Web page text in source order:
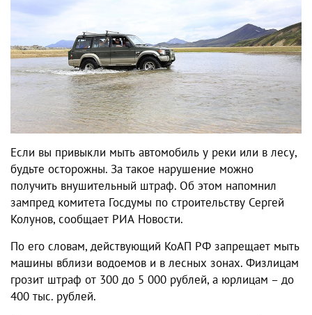
Если вы привыкли мыть автомобиль у реки или в лесу,
будьте осторожны. За такое нарушение можно
получить внушительный штраф. Об этом напомнил
зампред комитета Госдумы по строительству Сергей
Колунов, сообщает РИА Новости.
По его словам, действующий КоАП РФ запрещает мыть
машины вблизи водоемов и в лесных зонах. Физлицам
грозит штраф от 300 до 5 000 рублей, а юрлицам – до
400 тыс. рублей.